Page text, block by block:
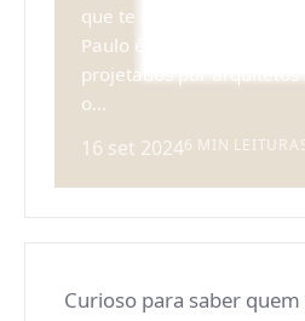
que te contamos tudo! O
Paulo é recheado de
projetados por arquitetos
o...
16 set 20246 MIN LEITURA
Curioso para saber